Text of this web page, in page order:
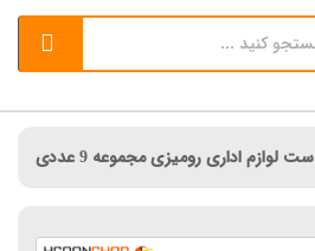
ست لوازم اداری رومیزی مجموعه 9 عددی